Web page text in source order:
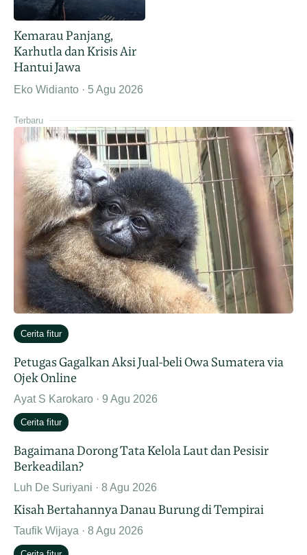
Kemarau Panjang,
Karhutla dan Krisis Air
Hantui Jawa
Eko Widianto 5 Agu 2026
Terbaru
Cerita fitur
Petugas Gagalkan Aksi Jual-beli Owa Sumatera via
Ojek Online
Ayat S Karokaro 9 Agu 2026
Cerita fitur
Bagaimana Dorong Tata Kelola Laut dan Pesisir
Berkeadilan?
Luh De Suriyani 8 Agu 2026
Kisah Bertahannya Danau Burung di Tempirai
Taufik Wijaya 8 Agu 2026